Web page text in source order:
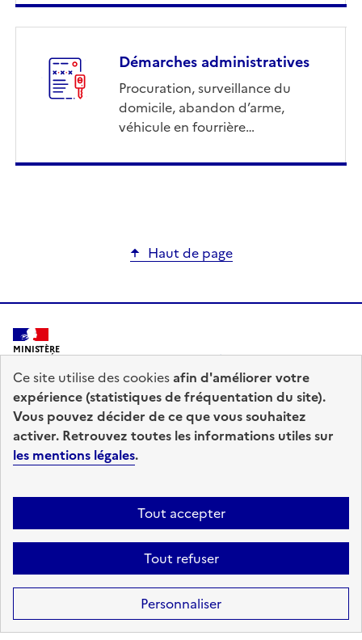
Démarches administratives
Procuration, surveillance du
domicile, abandon d’arme,
véhicule en fourrière…
Haut de page
MINISTÈRE
DE L'INTÉRIEUR
legifrance.gouv.fr
data.gouv.fr
Accessibilité : totalement conforme Mentions légales
Plan du site
Ce site utilise des cookiesafin d'améliorer votre
expérience (statistiques de fréquentation du site).
Vous pouvez décider de ce que vous souhaitez
activer. Retrouvez toutes les informations utiles sur
les mentions légales.
Tout accepter
Tout refuser
Personnaliser